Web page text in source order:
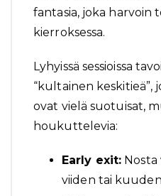
fantasia, joka harvoin
kierroksessa.
Lyhyissä sessioissa
“kultainen keskitieä”,
ovat vielä suotuisat,
houkuttelevia:
Early exit: Nosta
viiden tai